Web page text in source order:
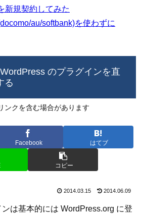
新規契約してみた
au/softbank)を使わずに
のプラグインを直
る
ンクを含む場合があります
Facebook はてブ
コピー
2014.03.15 2014.06.09
は基本的には WordPress.org に登